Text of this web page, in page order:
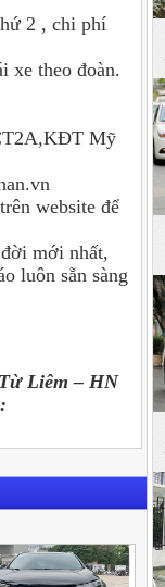
2 , chi phí
xe theo đoàn.
Mỹ
website để
mới nhất,
luôn sẵn sàng
Liêm – HN